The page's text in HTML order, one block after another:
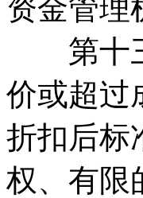
资金管理
第十三
价或超过
折扣后标
权、有限